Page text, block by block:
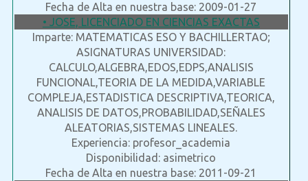
Fecha de Alta en nuestra base: 2009-01-27
• JOSE, LICENCIADO EN CIENCIAS EXACTAS
Imparte: MATEMATICAS ESO Y BACHILLERTAO;
ASIGNATURAS UNIVERSIDAD:
CALCULO,ALGEBRA,EDOS,EDPS,ANALISIS
FUNCIONAL,TEORIA DE LA MEDIDA,VARIABLE
COMPLEJA,ESTADISTICA DESCRIPTIVA,TEORICA,
ANALISIS DE DATOS,PROBABILIDAD,SEÑALES
ALEATORIAS,SISTEMAS LINEALES.
Experiencia: profesor_academia
Disponibilidad: asimetrico
Fecha de Alta en nuestra base: 2011-09-21